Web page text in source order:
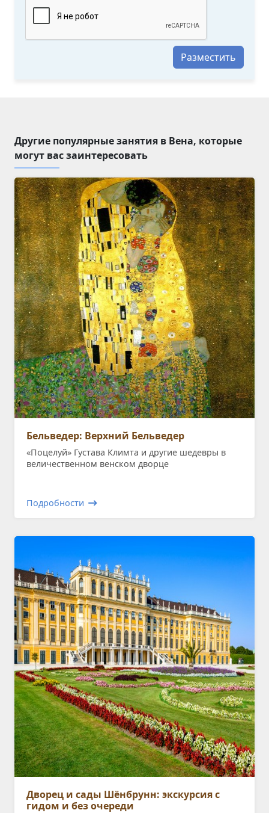
Разместить
Другие популярные занятия в Вена, которые
могут вас заинтересовать
Бельведер: Верхний Бельведер
«Поцелуй» Густава Климта и другие шедевры в
величественном венском дворце
Подробности
Дворец и сады Шёнбрунн: экскурсия с
гидом и без очереди